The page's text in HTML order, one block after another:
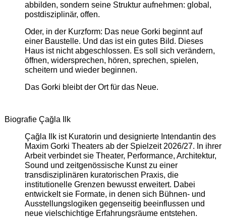
abbilden, sondern seine Struktur aufnehmen: global,
postdisziplinär, offen.
Oder, in der Kurzform: Das neue Gorki beginnt auf
einer Baustelle. Und das ist ein gutes Bild. Dieses
Haus ist nicht abgeschlossen. Es soll sich verändern,
öffnen, widersprechen, hören, sprechen, spielen,
scheitern und wieder beginnen.
Das Gorki bleibt der Ort für das Neue.
Biografie Çağla Ilk
Çağla Ilk ist Kuratorin und designierte Intendantin des
Maxim Gorki Theaters ab der Spielzeit 2026/27. In ihrer
Arbeit verbindet sie Theater, Performance, Architektur,
Sound und zeitgenössische Kunst zu einer
transdisziplinären kuratorischen Praxis, die
institutionelle Grenzen bewusst erweitert. Dabei
entwickelt sie Formate, in denen sich Bühnen- und
Ausstellungslogiken gegenseitig beeinflussen und
neue vielschichtige Erfahrungsräume entstehen.